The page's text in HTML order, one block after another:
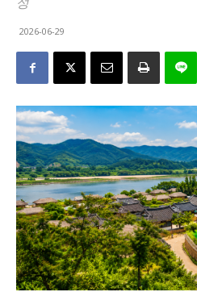
2026-06-29